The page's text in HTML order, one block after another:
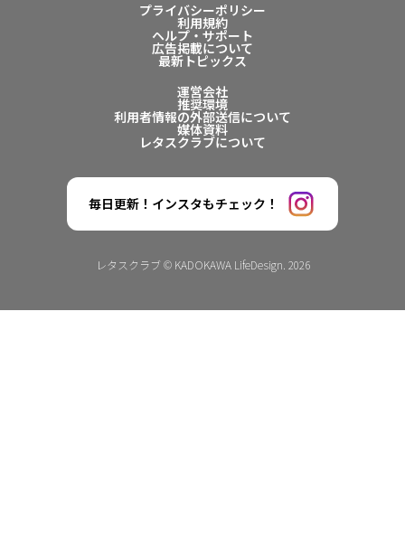
プライバシーポリシー
利用規約
ヘルプ・サポート
広告掲載について
最新トピックス
運営会社
推奨環境
利用者情報の外部送信について
媒体資料
レタスクラブについて
毎日更新！インスタもチェック！
レタスクラブ © KADOKAWA LifeDesign. 2026